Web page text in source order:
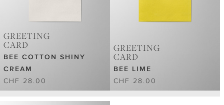
GREETING
CARD
BEE COTTON SHINY
CREAM
CHF 28.00
GREETING
CARD
BEE LIME
CHF 28.00